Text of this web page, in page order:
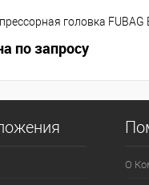
головка FUBAG
по запросу
О